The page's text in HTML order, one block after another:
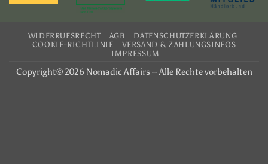
WIDERRUFSRECHT AGB
DATENSCHUTZERKLÄRUNG
COOKIE-RICHTLINIE
VERSAND & ZAHLUNGSINFOS
IMPRESSUM
Copyright© 2026 Nomadic Affairs – Alle Rechte vorbehalten